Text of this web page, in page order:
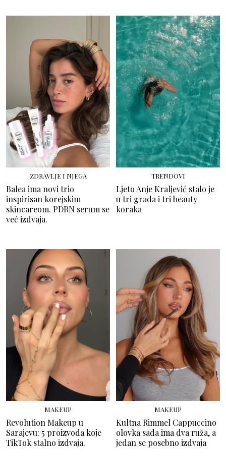
ZDRAVLJE I NJEGA
Balea ima novi trio
inspirisan korejskim
skincareom. PDRN serum se
već izdvaja.
TRENDOVI
Ljeto Anje Kraljević stalo je
u tri grada i tri beauty
koraka
MAKEUP
Revolution Makeup u
Sarajevu: 5 proizvoda koje
TikTok stalno izdvaja.
MAKEUP
Kultna Rimmel Cappuccino
olovka sada ima dva ruža, a
jedan se posebno izdvaja